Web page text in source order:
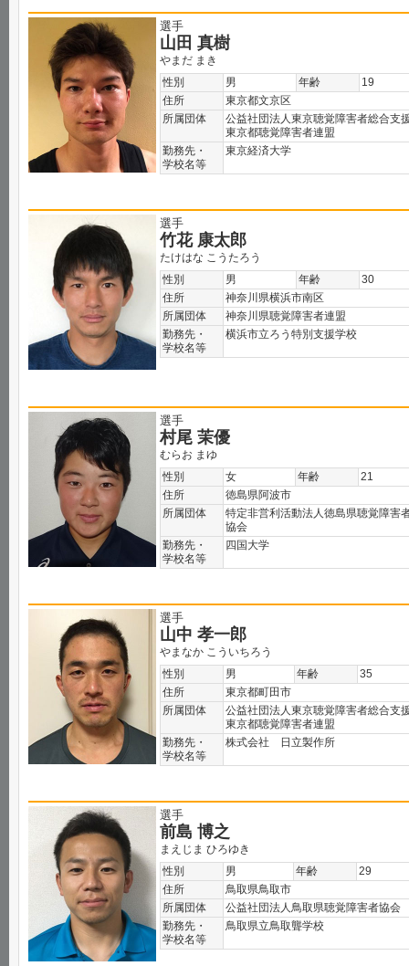
選手
山田 真樹
やまだ まき
性別
男 年齢
19
住所
東京都文京区
所属団体
公益社団法人東京聴覚障害者総合支
東京都聴覚障害者連盟
勤務先・
学校名等
東京経済大学
選手
竹花 康太郎
たけはな こうたろう
性別
男 年齢
30
住所
神奈川県横浜市南区
所属団体
神奈川県聴覚障害者連盟
勤務先・
学校名等
横浜市立ろう特別支援学校
選手
村尾 茉優
むらお まゆ
性別
女 年齢
21
住所
徳島県阿波市
所属団体
特定非営利活動法人徳島県聴覚障害
協会
勤務先・
学校名等
四国大学
選手
山中 孝一郎
やまなか こういちろう
性別
男 年齢
35
住所
東京都町田市
所属団体
公益社団法人東京聴覚障害者総合支
東京都聴覚障害者連盟
勤務先・
学校名等
株式会社 日立製作所
選手
前島 博之
まえじま ひろゆき
性別
男 年齢
29
住所
鳥取県鳥取市
所属団体
公益社団法人鳥取県聴覚障害者協会
勤務先・
学校名等
鳥取県立鳥取聾学校